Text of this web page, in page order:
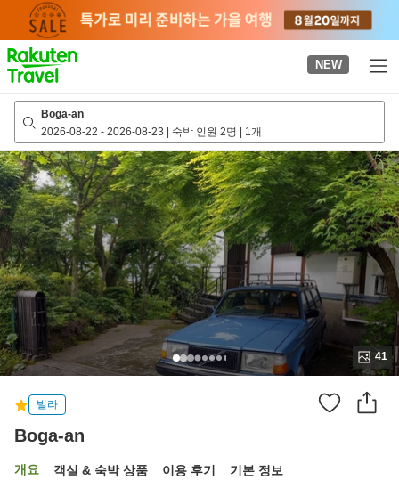
page
NEW
Boga-an
2026-08-22 - 2026-08-23 | 숙박 인원 2명 | 1개
41
빌라
Boga-an
개요 객실 & 숙박 상품 이용 후기 기본 정보